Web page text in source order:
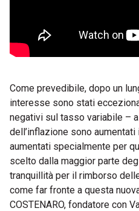
Come prevedibile, dopo un
interesse sono stati
negativi sul tasso variabile – a
dell’inflazione sono
aumentati specialmente per
scelto dalla maggior parte
tranquillità per il rimborso
come far fronte a questa
COSTENARO, fondatore con